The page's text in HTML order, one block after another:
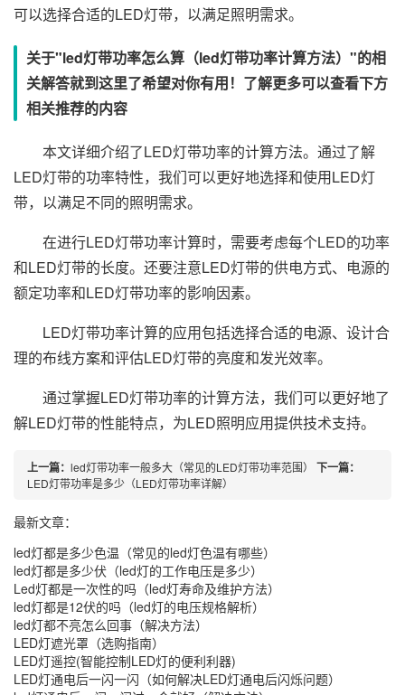
可以选择合适的LED灯带，以满足照明需求。
关于"led灯带功率怎么算（led灯带功率计算方法）"的相
关解答就到这里了希望对你有用！了解更多可以查看下方
相关推荐的内容
本文详细介绍了LED灯带功率的计算方法。通过了解
LED灯带的功率特性，我们可以更好地选择和使用LED灯
带，以满足不同的照明需求。
在进行LED灯带功率计算时，需要考虑每个LED的功率
和LED灯带的长度。还要注意LED灯带的供电方式、电源的
额定功率和LED灯带功率的影响因素。
LED灯带功率计算的应用包括选择合适的电源、设计合
理的布线方案和评估LED灯带的亮度和发光效率。
通过掌握LED灯带功率的计算方法，我们可以更好地了
解LED灯带的性能特点，为LED照明应用提供技术支持。
上一篇： led灯带功率一般多大（常见的LED灯带功率范围） 下一篇：
LED灯带功率是多少（LED灯带功率详解）
最新文章：
led灯都是多少色温（常见的led灯色温有哪些）
led灯都是多少伏（led灯的工作电压是多少）
Led灯都是一次性的吗（led灯寿命及维护方法）
led灯都是12伏的吗（led灯的电压规格解析）
led灯都不亮怎么回事（解决方法）
LED灯遮光罩（选购指南）
LED灯遥控(智能控制LED灯的便利利器)
LED灯通电后一闪一闪（如何解决LED灯通电后闪烁问题）